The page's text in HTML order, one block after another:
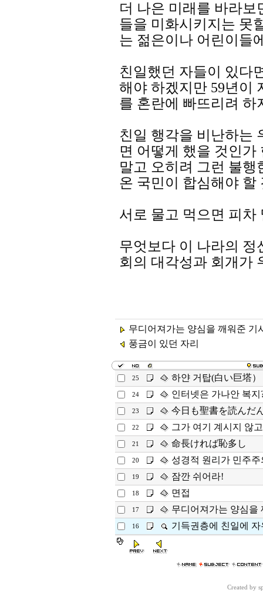
더 나은 미래를 바라
들을 미화시키지는 못
는 젊은이나 어린이들
친일했던 자들이 있다
해야 하겠지만 59년이
를 혼란에 빠뜨리려 하
친일 행각을 비난하는
면 어떻게 했을 것인
말고 오히려 그런 불
온 국민이 합심해야 할
서로 물고 먹으면 피차
무엇보다 이 나라의 정
회의 대각성과 회개가
무디어져가는 양심을 깨워준 기
풍금이 있던 자리
25 하얀 거탑(白い巨塔）
24 인터넷은 가나안 복지
23 今日も聖書を読んだ
22 그가 여기 계시지 않고
21 命長ければ恥多し
20 성경적 원리가 민주주
19 잠깐 쉬어라!
18 면접
17 무디어져가는 양심을
16 기득권층에 친일에
Created by